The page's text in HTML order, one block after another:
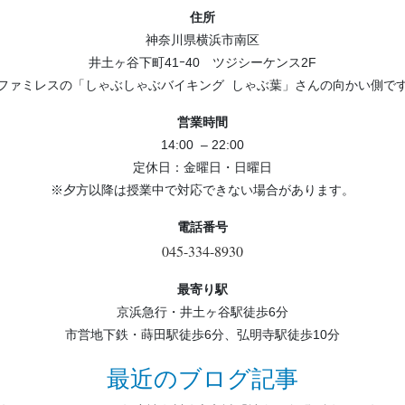
住所
神奈川県横浜市南区
井土ヶ谷下町41ｰ40 ツジシーケンス2F
ァミレスの「しゃぶしゃぶバイキング しゃぶ葉」さんの向かい側で
営業時間
14:00 – 22:00
定休日：金曜日・日曜日
※夕方以降は授業中で対応できない場合があります。
電話番号
045-334-8930
最寄り駅
京浜急行・井土ヶ谷駅徒歩6分
市営地下鉄・蒔田駅徒歩6分、弘明寺駅徒歩10分
最近のブログ記事